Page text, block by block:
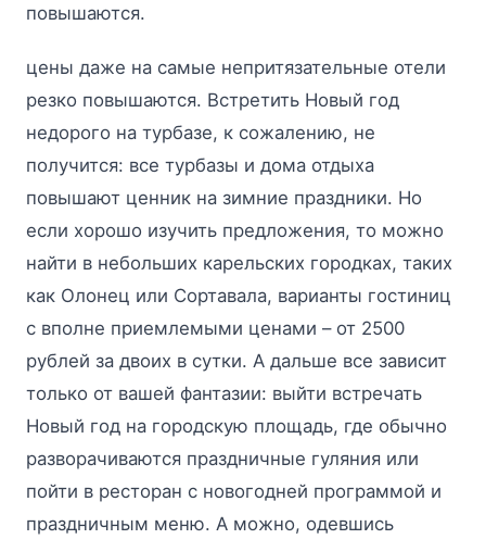
повышаются.
цены даже на самые непритязательные отели
резко повышаются. Встретить Новый год
недорого на турбазе, к сожалению, не
получится: все турбазы и дома отдыха
повышают ценник на зимние праздники. Но
если хорошо изучить предложения, то можно
найти в небольших карельских городках, таких
как Олонец или Сортавала, варианты гостиниц
с вполне приемлемыми ценами – от 2500
рублей за двоих в сутки. А дальше все зависит
только от вашей фантазии: выйти встречать
Новый год на городскую площадь, где обычно
разворачиваются праздничные гуляния или
пойти в ресторан с новогодней программой и
праздничным меню. А можно, одевшись